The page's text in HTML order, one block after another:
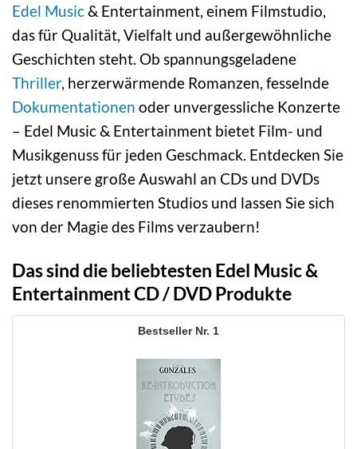
Edel Music& Entertainment, einem Filmstudio,
das für Qualität, Vielfalt und außergewöhnliche
Geschichten steht. Ob spannungsgeladene
Thriller, herzerwärmende Romanzen, fesselnde
Dokumentationen oder unvergessliche Konzerte
– Edel Music & Entertainment bietet Film- und
Musikgenuss für jeden Geschmack. Entdecken Sie
jetzt unsere große Auswahl an CDs und DVDs
dieses renommierten Studios und lassen Sie sich
von der Magie des Films verzaubern!
Das sind die beliebtesten Edel Music &
Entertainment CD / DVD Produkte
1